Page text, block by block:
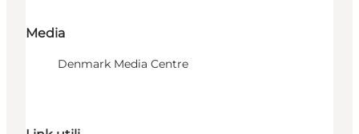
Media
Denmark Media Centre